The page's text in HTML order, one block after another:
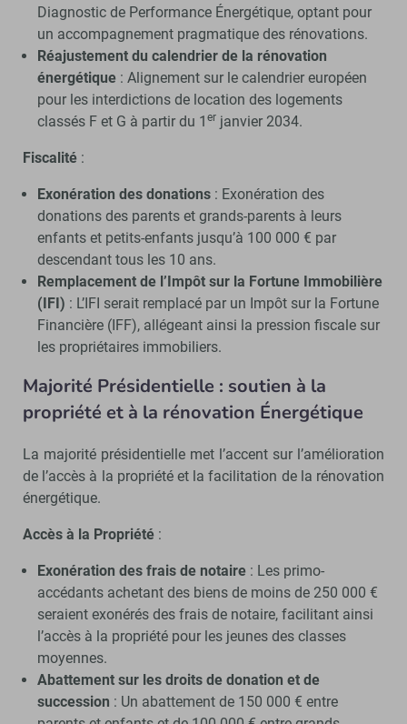
Diagnostic de Performance Énergétique, optant pour
un accompagnement pragmatique des rénovations.
Réajustement du calendrier de la rénovation
énergétique: Alignement sur le calendrier européen
pour les interdictions de location des logements
classés F et G à partir du 1 erjanvier 2034.
Fiscalité :
Exonération des donations: Exonération des
donations des parents et grands-parents à leurs
enfants et petits-enfants jusqu’à 100 000 € par
descendant tous les 10 ans.
Remplacement de l’Impôt sur la Fortune Immobilière
(IFI) : L’IFI serait remplacé par un Impôt sur la Fortune
Financière (IFF), allégeant ainsi la pression fiscale sur
les propriétaires immobiliers.
Majorité Présidentielle : soutien à la
propriété et à la rénovation Énergétique
La majorité présidentielle met l’accent sur l’amélioration
de l’accès à la propriété et la facilitation de la rénovation
énergétique.
Accès à la Propriété :
Exonération des frais de notaire: Les primo-
accédants achetant des biens de moins de 250 000 €
seraient exonérés des frais de notaire, facilitant ainsi
l’accès à la propriété pour les jeunes des classes
moyennes.
Abattement sur les droits de donation et de
succession : Un abattement de 150 000 € entre